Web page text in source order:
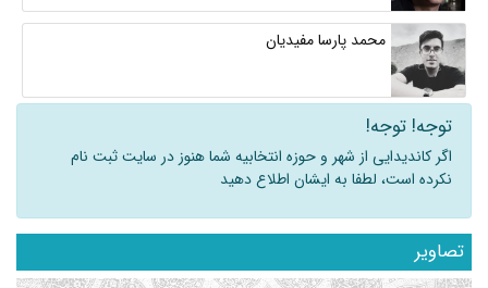
محمد پارسا مفیدیان
توجه! توجه!
اگر کاندیدایی از شهر و حوزه انتخابیه شما هنوز در سایت ثبت نام
نکرده است، لطفا به ایشان اطلاع دهید
تصاویر